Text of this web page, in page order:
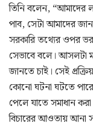
তিনি বলেন, “আমাদের
পাব, সেটা আমাদের
সরকারি তথ্যের ওপর
সেভাবে বলে। আসলটা
জানতে চাই। সেই
কোনো ঘটনা ঘটতে
পেলে যাতে সমাধান
বিচারের আওতায় আনা